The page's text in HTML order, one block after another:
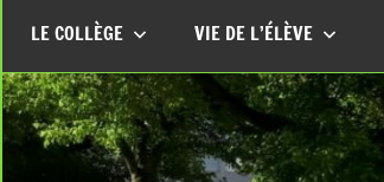
LE COLLÈGE VIE DE L’ÉLÈVE